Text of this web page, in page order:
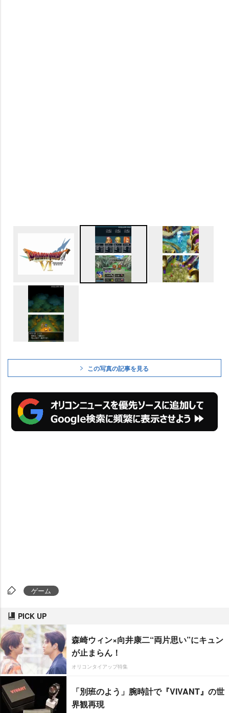
この写真の記事を見る
ゲーム
PICK UP
森崎ウィン×向井康二“両片思い”にキュン
が止まらん！
オリコンタイアップ特集
「別班のよう」腕時計で『VIVANT』の世
界観再現